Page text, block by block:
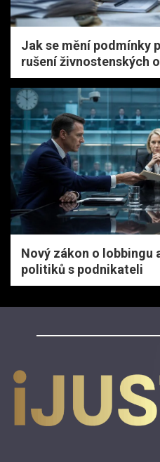
Jak se mění podmínky
rušení živnostenských
Nový zákon o lobbingu
politiků s podnikateli